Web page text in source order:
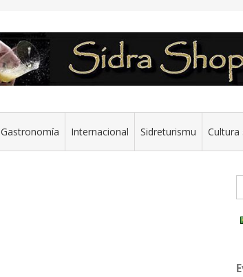
Gastronomía Internacional Sidreturismu Cultura